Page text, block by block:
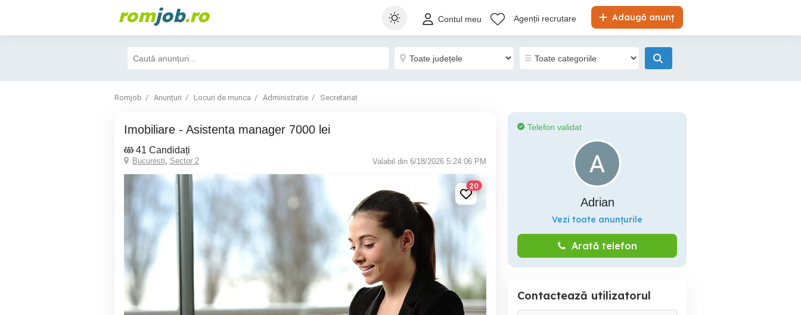
romjob.ro Adaugă anunț
Contul meu Agenții recrutare
Romjob Anunțuri Locuri de munca Administratie Secretariat
Imobiliare - Asistenta manager 7000 lei
41 Candidați
Bucuresti, Sector 2 Valabil din 6/18/2026 5:24:06 PM
20
Telefon validat
Adrian
Vezi toate anunțurile
Arată telefon
Contactează utilizatorul